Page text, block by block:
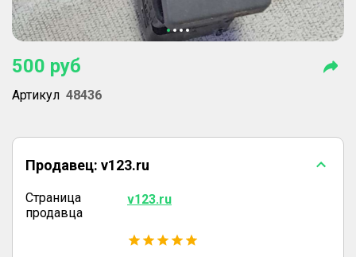
500 руб
Артикул 48436
Продавец: v123.ru
Страница
продавца
v123.ru